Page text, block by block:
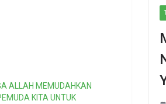
ALLAH MEMUDAHKAN
KITA UNTUK